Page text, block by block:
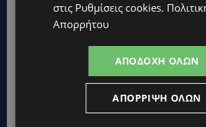
ΜΑΡΙΝΟΣ ΚΩΝΣΤΑΝΤΙΝΙΔΗΣ: Οι
ξαναζωντανέψει η Μακαρίου και το
ΤΡΟΧΑΙΟ ΣΤΗΝ ΛΕΥΚΩΣΙΑ: Χειροπέδες και
27χρονου – Φέρεται να παραπλάνησε την
στις Ρυθμίσεις cookies.
Απορρήτου
ΑΠΟΔΟΧΉ ΌΛΩΝ
ΑΠΌΡΡΙΨΗ ΌΛΩΝ